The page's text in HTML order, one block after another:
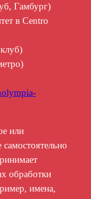
Гамбург)
в Centro
или
обработки
имена,